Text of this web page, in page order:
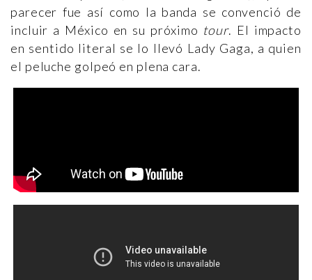
parecer fue así como la banda se convenció de
incluir a México en su próximo tour. El impacto
en sentido literal se lo llevó Lady Gaga, a quien
el peluche golpeó en plena cara.